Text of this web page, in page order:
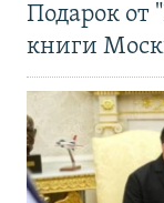
Подарок от
книги